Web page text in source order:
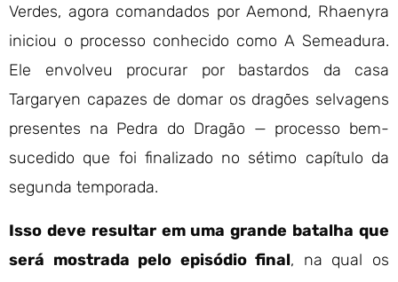
Verdes, agora comandados por Aemond, Rhaenyra
iniciou o processo conhecido como A Semeadura.
Ele envolveu procurar por bastardos da casa
Targaryen capazes de domar os dragões selvagens
presentes na Pedra do Dragão — processo bem-
sucedido que foi finalizado no sétimo capítulo da
segunda temporada.
Isso deve resultar em uma grande batalha que
será mostrada pelo episódio final, na qual os